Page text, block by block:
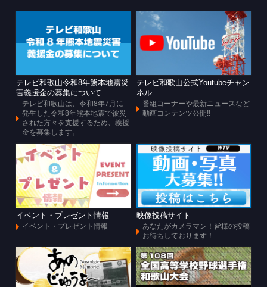
テレビ和歌山令和8年熊本地震災
害義援金の募集について
テレビ和歌山は、令和8年7月に
発生した令和8年熊本地震で被災
された方々を支援するため、義援
金を募集します。
テレビ和歌山公式Youtubeチャン
ネル
番組コーナーや最新ニュースなど
動画コンテンツ公開!!
イベント・プレゼント情報
イベント・プレゼント情報
映像投稿サイト
あなたがカメラマン！皆様の投稿
お待ちしております！